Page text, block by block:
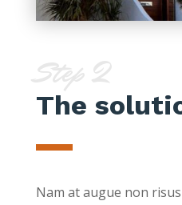
Step 2
The
Nam at augue non